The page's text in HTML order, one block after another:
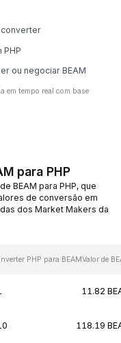
converter
PHP
ou negociar BEAM
em tempo real com base
para PHP
BEAM para PHP, que
de conversão em
dos Market Makers da
PHP para BEAMValor de
11.82
118.19